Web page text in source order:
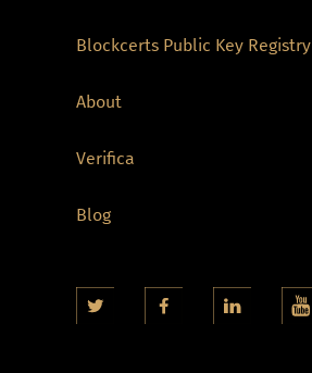
Blockcerts Public Key Registry
About
Verifica
Blog